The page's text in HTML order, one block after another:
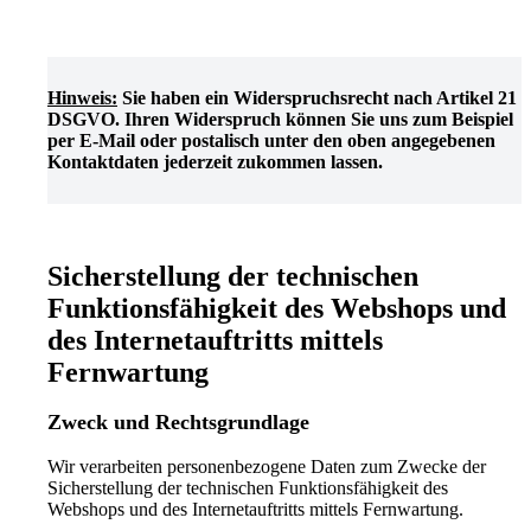
Hinweis: Sie haben ein Widerspruchsrecht nach Artikel 21
DSGVO. Ihren Widerspruch können Sie uns zum Beispiel
per E-Mail oder postalisch unter den oben angegebenen
Kontaktdaten jederzeit zukommen lassen.
Sicherstellung der technischen
Funktionsfähigkeit des Webshops und
des Internetauftritts mittels
Fernwartung
Zweck und Rechtsgrundlage
Wir verarbeiten personenbezogene Daten zum Zwecke der
Sicherstellung der technischen Funktionsfähigkeit des
Webshops und des Internetauftritts mittels Fernwartung.